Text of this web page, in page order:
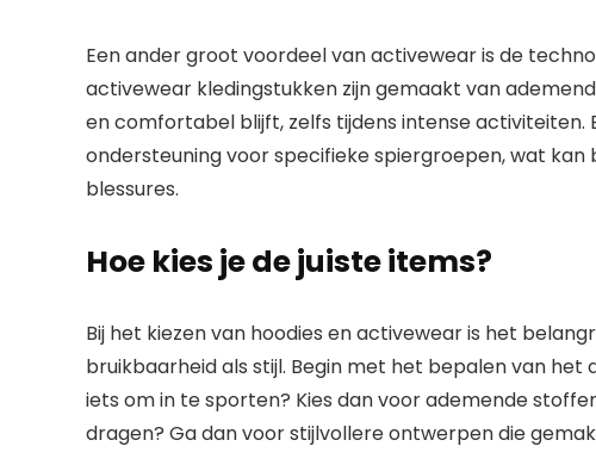
Een ander groot voordeel van activewear is de
activewear kledingstukken zijn gemaakt van
en comfortabel blijft, zelfs tijdens intense
ondersteuning voor specifieke spiergroepen, wat
blessures.
Hoe kies je de juiste items?
Bij het kiezen van hoodies en activewear is het
bruikbaarheid als stijl. Begin met het bepalen van het
iets om in te sporten? Kies dan voor ademende
dragen? Ga dan voor stijlvollere ontwerpen die